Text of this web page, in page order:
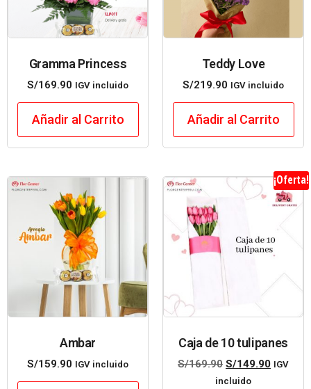
Gramma Princess
S/169.90 IGV incluido
Añadir al Carrito
Teddy Love
S/219.90 IGV incluido
Añadir al Carrito
Ambar
S/159.90 IGV incluido
¡Oferta!
Caja de 10 tulipanes
S/169.90 S/149.90 IGV
incluido